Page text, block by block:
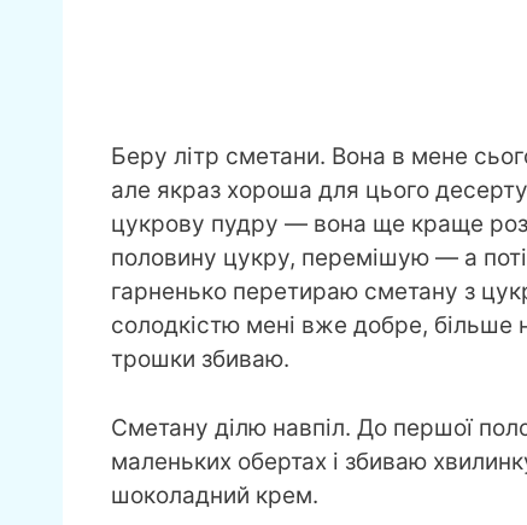
Беру літр сметани. Вона в мене
але якраз хороша для цього
цукрову пудру — вона ще краще
половину цукру, перемішую — а
гарненько перетираю сметану з
солодкістю мені вже добре,
трошки збиваю.
Сметану ділю навпіл. До першої
маленьких обертах і збиваю
шоколадний крем.